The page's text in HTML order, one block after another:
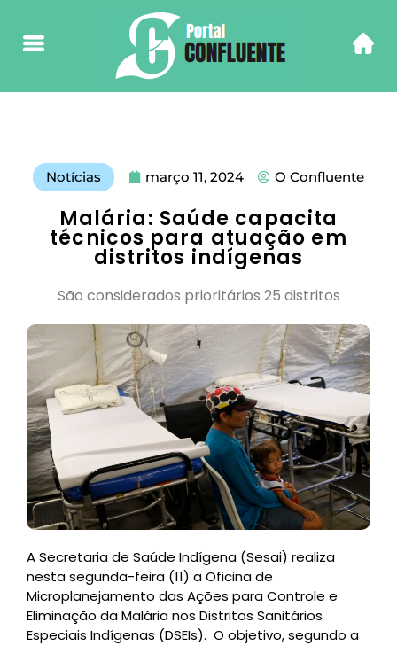
Notícias março 11, 2024 O Confluente
Malária: Saúde capacita
técnicos para atuação em
distritos indígenas
São considerados prioritários 25 distritos
A Secretaria de Saúde Indígena (Sesai) realiza
nesta segunda-feira (11) a Oficina de
Microplanejamento das Ações para Controle e
Eliminação da Malária nos Distritos Sanitários
Especiais Indígenas (DSEIs). O objetivo, segundo a